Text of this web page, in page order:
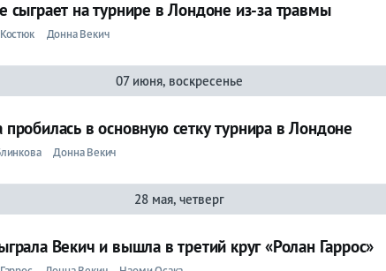
сыграет на турнире в Лондоне из-за травмы
Донна Векич
07 июня, воскресенье
пробилась в основную сетку турнира в Лондоне
Донна Векич
28 мая, четверг
Векич и вышла в третий круг «Ролан Гаррос»